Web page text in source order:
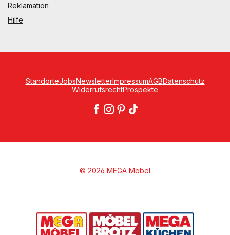
Reklamation
Hilfe
StandorteJobsNewsletterImpressumAGBDatenschutz
WiderrufsrechtProspekte
© 2026 MEGA Möbel